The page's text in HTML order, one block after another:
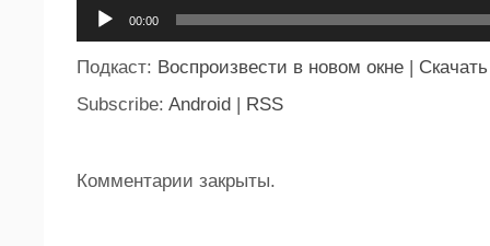
00:00
Подкаст: Воспроизвести в новом окне | Скачать
Subscribe: Android | RSS
Комментарии закрыты.